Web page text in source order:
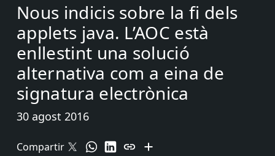
Nous indicis sobre la fi dels
applets java. L’AOC està
enllestint una solució
alternativa com a eina de
signatura electrònica
30 agost 2016
Compartir